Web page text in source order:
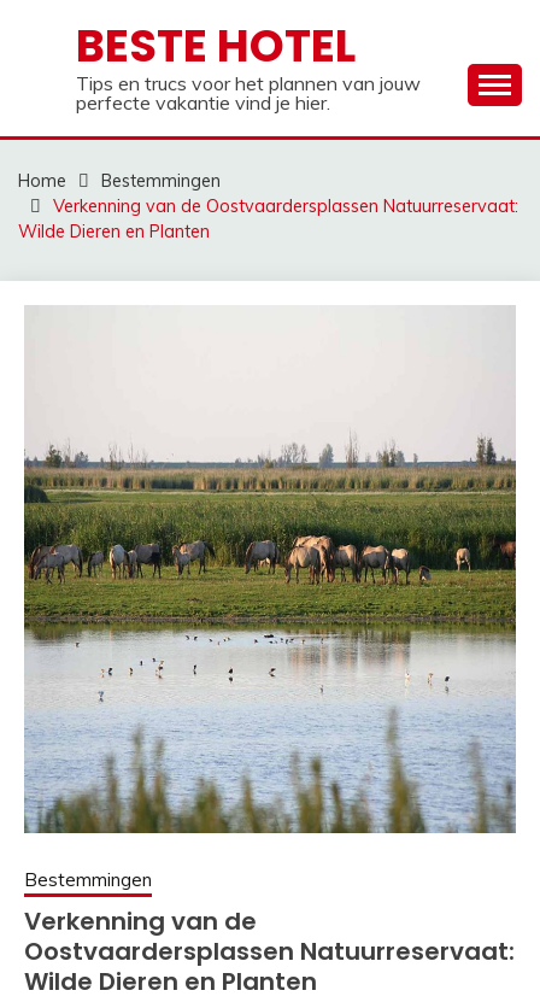
BESTE HOTEL
Tips en trucs voor het plannen van jouw
perfecte vakantie vind je hier.
Home
Bestemmingen
Verkenning van de Oostvaardersplassen Natuurreservaat:
Wilde Dieren en Planten
Bestemmingen
Verkenning van de
Oostvaardersplassen Natuurreservaat:
Wilde Dieren en Planten